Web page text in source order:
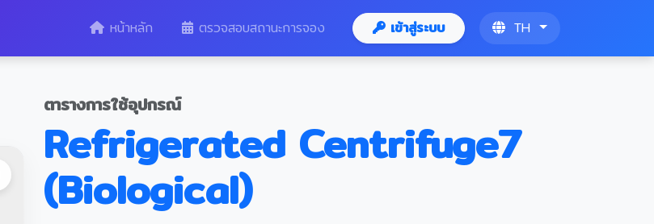
หน้าหลัก ตรวจสอบสถานะการจอง เข้าสู่ระบบ TH
ตารางการใช้อุปกรณ์
Refrigerated Centrifuge7
(Biological)